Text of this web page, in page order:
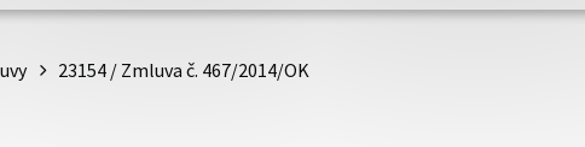
23154 / Zmluva č. 467/2014/OK